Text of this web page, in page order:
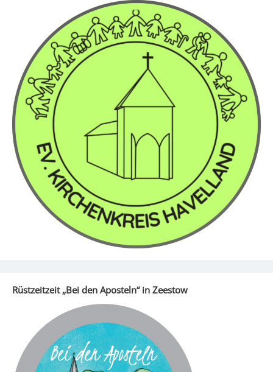
Rüstzeitzeit „Bei den Aposteln“ in Zeestow